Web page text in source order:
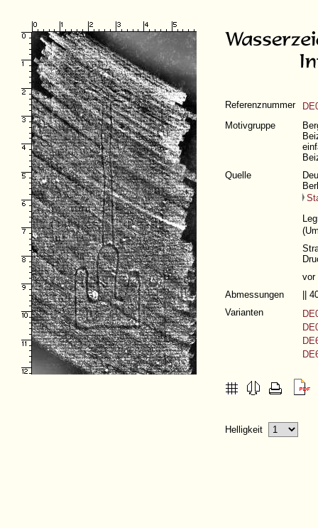
Referenznummer
Motivgruppe
Quelle
(
vor
Abmessungen
||
Varianten
Helligkeit